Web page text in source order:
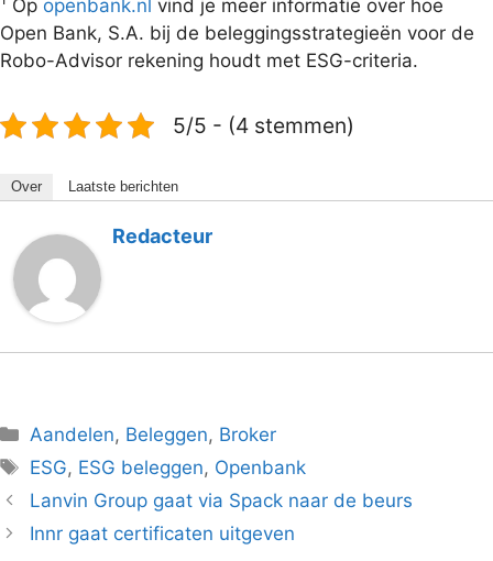
Op openbank.nl vind je meer informatie over hoe
Open Bank, S.A. bij de beleggingsstrategieën voor de
Robo-Advisor rekening houdt met ESG-criteria.
5/5 - (4 stemmen)
Over Laatste berichten
Redacteur
Categorieën
Aandelen, Beleggen, Broker
Tags
ESG, ESG beleggen, Openbank
Lanvin Group gaat via Spack naar de beurs
Innr gaat certificaten uitgeven